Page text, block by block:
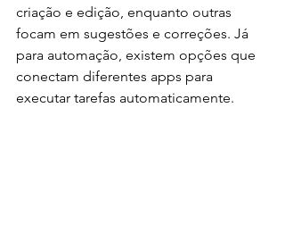
criação e edição, enquanto outras
focam em sugestões e correções. Já
para automação, existem opções que
conectam diferentes apps para
executar tarefas automaticamente.